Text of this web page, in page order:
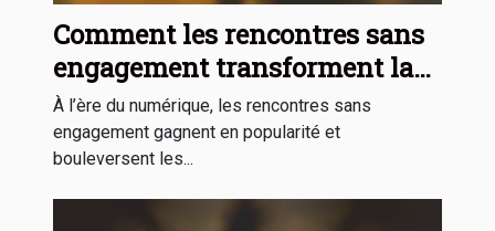
Comment les rencontres sans
engagement transforment la
dynamique sociale ?
À l’ère du numérique, les rencontres sans
engagement gagnent en popularité et
bouleversent les...